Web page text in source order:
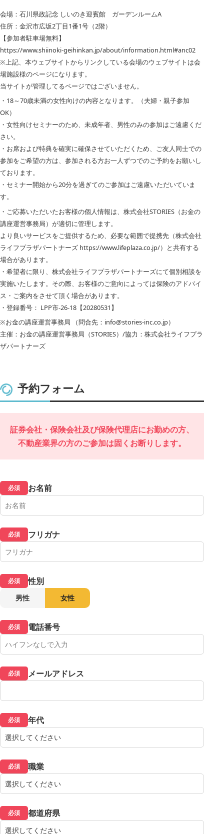
会場：石川県政記念 しいのき迎賓館 ガーデンルームA
住所：金沢市広坂2丁目1番1号（2階）
【参加者駐車場無料】
https://www.shiinoki-geihinkan.jp/about/information.html#anc02
※上記、本ウェブサイトからリンクしている会場のウェブサイトは会
場施設様のページになります。
当サイトが管理してるページではございません。
・18～70歳未満の女性向けの内容となります。（夫婦・親子参加
OK）
・女性向けセミナーのため、未成年者、男性のみの参加はご遠慮くだ
さい。
・お席および特典を確実に確保させていただくため、ご友人同士での
参加をご希望の方は、参加される方お一人ずつでのご予約をお願いし
ております。
・セミナー開始から20分を過ぎてのご参加はご遠慮いただいていま
す。
・ご応募いただいたお客様の個人情報は、株式会社STORIES（お金の
講座運営事務局）が適切に管理します。
より良いサービスをご提供するため、必要な範囲で提携先（株式会社
ライフプラザパートナーズ https://www.lifeplaza.co.jp/）と共有する
場合があります。
・希望者に限り、株式会社ライフプラザパートナーズにて個別相談を
実施いたします。その際、お客様のご意向によっては保険のアドバイ
ス・ご案内をさせて頂く場合があります。
・登録番号： LPP市-26-18【20280531】
※お金の講座運営事務局 （問合先：info@stories-inc.co.jp）
主催：お金の講座運営事務局（STORIES）/協力：株式会社ライフプラ
ザパートナーズ
予約フォーム
証券会社・保険会社及び保険代理店にお勤めの方、
不動産業界の方のご参加は固くお断りします。
必須 お名前
必須 フリガナ
必須 性別
男性 女性
必須 電話番号
必須 メールアドレス
必須 年代
必須 職業
必須 都道府県